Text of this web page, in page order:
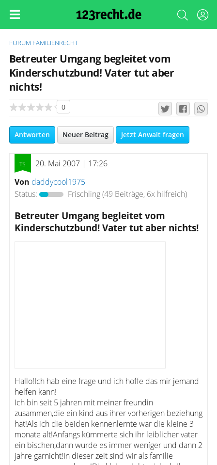
FORUM FAMILIENRECHT
Betreuter Umgang begleitet vom
Kinderschutzbund! Vater tut aber
nichts!
0
Antworten Neuer Beitrag Jetzt Anwalt fragen
20. Mai 2007 | 17:26
Von daddycool1975
Status:
Frischling(49 Beiträge, 6x hilfreich)
Betreuter Umgang begleitet vom
Kinderschutzbund! Vater tut aber nichts!
Hallo!Ich hab eine frage und ich hoffe das mir jemand
helfen kann!
Ich bin seit 5 jahren mit meiner freundin
zusammen,die ein kind aus ihrer vorherigen beziehung
hat!Als ich die beiden kennenlernte war die kleine 3
monate alt!Anfangs kümmerte sich ihr leiblicher vater
ein bischen,dann wurde es immer weníger und dann 2
jahre garnicht!In dieser zeit sind wir als familie